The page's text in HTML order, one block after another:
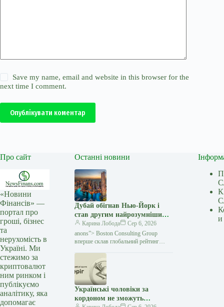
Save my name, email and website in this browser for the
next time I comment.
Опублікувати коментар
Про сайт
«Новини
Фінансів» —
портал про
гроші, бізнес
та
нерухомість в
Україні. Ми
стежимо за
криптовалют
ним ринком і
публікуємо
аналітику, яка
допомагає
Останні новини
Дубай обігнав Нью-Йорк і
став другим найрозумнішим
містом світу — Мінфін
Карина Лобода
Сер 6, 2026
anons”> Boston Consulting Group
вперше склав глобальний рейтинг
за тим, як вони
Українські чоловіки за
кордоном не зможуть
и